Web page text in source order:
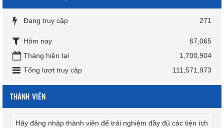
Đang truy cập 271
Hôm nay
67,065
Tháng hiện tại
1,700,904
Tổng lượt truy cập
111,571,973
THÀNH VIÊN
Hãy đăng nhập thành viên để trải nghiệm đầy đủ các tiện ích